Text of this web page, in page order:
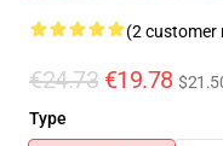
(2 customer
€24.73 €19.78
Type